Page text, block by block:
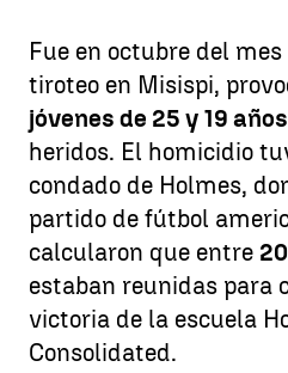
Fue en octubre del
tiroteo en Misispi,
jóvenes de 25 y 19 años
heridos. El homicidio
condado de Holmes,
partido de fútbol
calcularon que entre
estaban reunidas para
victoria de la escuela
Consolidated.